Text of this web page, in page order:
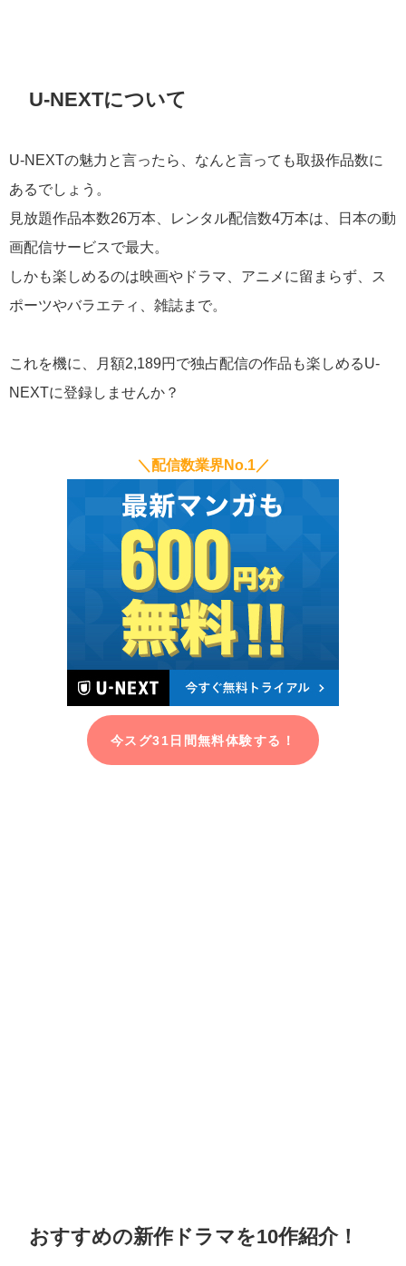
U-NEXTについて
U-NEXTの魅力と言ったら、なんと言っても取扱作品数に
あるでしょう。
見放題作品本数26万本、レンタル配信数4万本は、日本の動
画配信サービスで最大。
しかも楽しめるのは映画やドラマ、アニメに留まらず、ス
ポーツやバラエティ、雑誌まで。
これを機に、月額2,189円で独占配信の作品も楽しめるU-
NEXTに登録しませんか？
＼配信数業界No.1／
今スグ31日間無料体験する！
おすすめの新作ドラマを10作紹介！